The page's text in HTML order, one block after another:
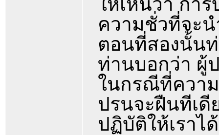
ความชั่วที่จะ
ตอนที่สองนั้น
ท่านบอกว่า ผู้
ในกรณีที่ควา
ปรนจะฝืนทีเดี
ปฏิบัติให้เรา